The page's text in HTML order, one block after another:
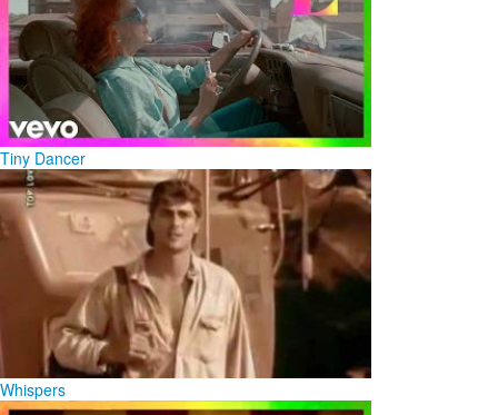
Tiny Dancer
Whispers